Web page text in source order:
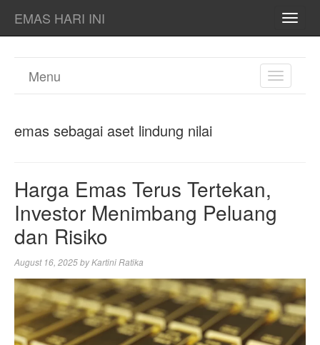
EMAS HARI INI
TOGGLE
Menu
emas sebagai aset lindung nilai
Harga Emas Terus Tertekan,
Investor Menimbang Peluang
dan Risiko
August 16, 2025byKartini Ratika